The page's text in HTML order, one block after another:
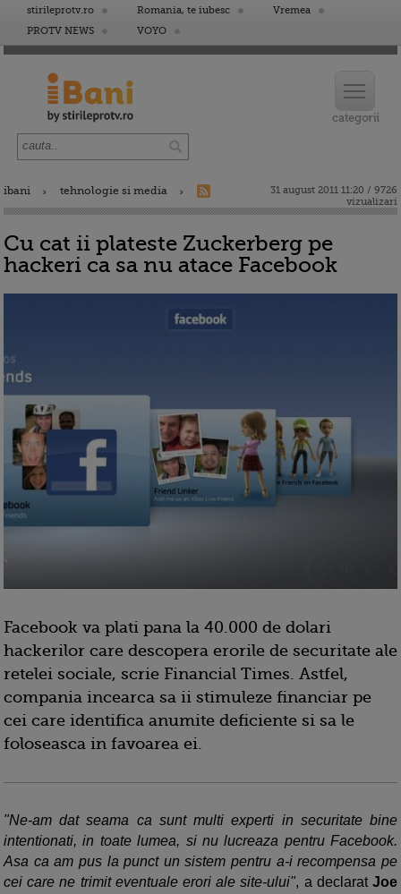
stirileprotv.ro Romania, te iubesc
Vremea
PROTV NEWS
VOYO
ibani tehnologie si media
31 august 2011 11:20 / 9726
vizualizari
Cu cat ii plateste Zuckerberg pe
hackeri ca sa nu atace Facebook
Facebook va plati pana la 40.000 de dolari
hackerilor care descopera erorile de securitate ale
retelei sociale, scrie Financial Times. Astfel,
compania incearca sa ii stimuleze financiar pe
cei care identifica anumite deficiente si sa le
foloseasca in favoarea ei.
"Ne-am dat seama ca sunt multi experti in securitate bine
intentionati, in toate lumea, si nu lucreaza pentru Facebook.
Asa ca am pus la punct un sistem pentru a-i recompensa pe
cei care ne trimit eventuale erori ale site-ului", a declaratJoe